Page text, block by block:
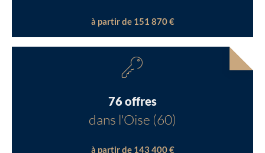
à partir de 151 870 €
76 offres
dans l'Oise (60)
à partir de 143 400 €